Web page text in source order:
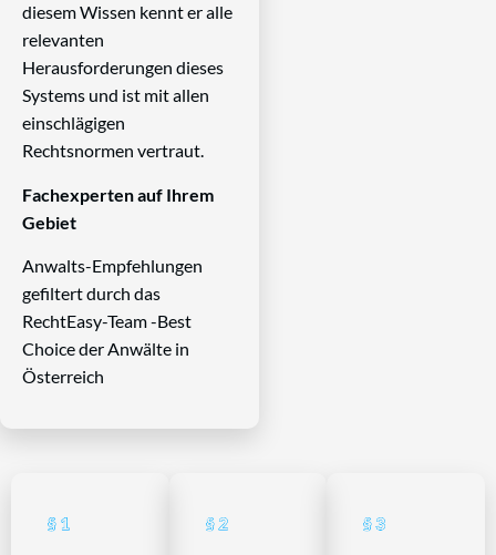
diesem Wissen kennt er alle
relevanten
Herausforderungen dieses
Systems und ist mit allen
einschlägigen
Rechtsnormen vertraut.
Fachexperten auf Ihrem
Gebiet
Anwalts-Empfehlungen
gefiltert durch das
RechtEasy-Team -Best
Choice der Anwälte in
Österreich